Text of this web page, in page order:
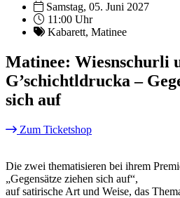
Samstag, 05. Juni 2027
11:00 Uhr
Kabarett, Matinee
Matinee: Wiesnschurli
G’schichtldrucka –
sich auf
Zum Ticketshop
Die zwei thematisieren bei ihrem
„Gegensätze ziehen sich auf“,
auf satirische Art und Weise, das